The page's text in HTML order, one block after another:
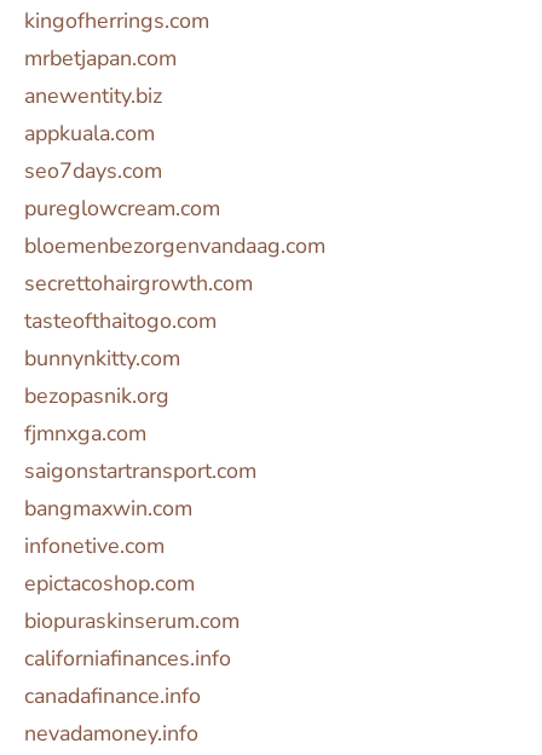
kingofherrings.com
mrbetjapan.com
anewentity.biz
appkuala.com
seo7days.com
pureglowcream.com
bloemenbezorgenvandaag.com
secrettohairgrowth.com
tasteofthaitogo.com
bunnynkitty.com
bezopasnik.org
fjmnxga.com
saigonstartransport.com
bangmaxwin.com
infonetive.com
epictacoshop.com
biopuraskinserum.com
californiafinances.info
canadafinance.info
nevadamoney.info